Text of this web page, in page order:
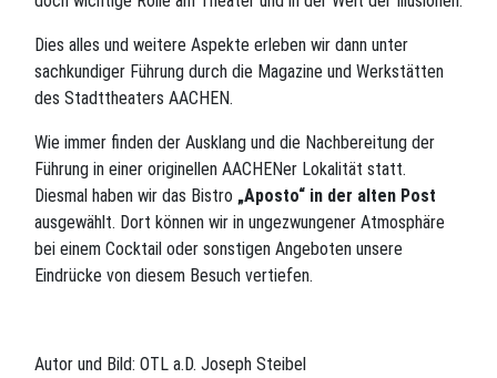
Dies alles und weitere Aspekte erleben wir dann unter
sachkundiger Führung durch die Magazine und Werkstätten
des Stadttheaters AACHEN.
Wie immer finden der Ausklang und die Nachbereitung der
Führung in einer originellen AACHENer Lokalität statt.
Diesmal haben wir das Bistro „Aposto“ in der alten Post
ausgewählt. Dort können wir in ungezwungener Atmosphäre
bei einem Cocktail oder sonstigen Angeboten unsere
Eindrücke von diesem Besuch vertiefen.
Autor und Bild: OTL a.D. Joseph Steibel